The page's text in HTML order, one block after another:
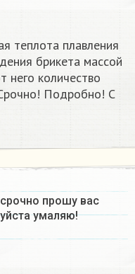
теплота плавления
брикета массой
него количество
Подробно! С
прошу вас
умаляю!